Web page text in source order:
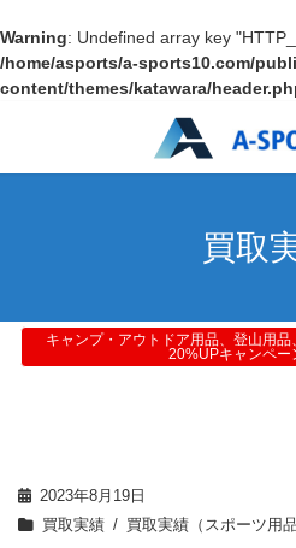
Warning: Undefined array key
/home/asports/a-sports10.com/
content/themes/katawara/
買取
キャンプ・アウトドア用品、登山用
20%UPキャンペー
2023年8月19日
買取実績
買取実績（スポーツ用品